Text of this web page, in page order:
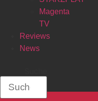
Magenta
TV
Reviews
News